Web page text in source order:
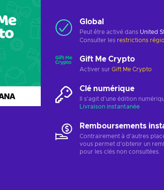
Global
Peut être activé dans United
Consulter les restrictions
Gift Me Crypto
Activer sur Gift Me Crypto
Clé numérique
Il s'agit d'une édition
Livraison instantanée
Remboursements
Contrairement à d'autres
vous permet d'obtenir un
pour les clés non consultées.